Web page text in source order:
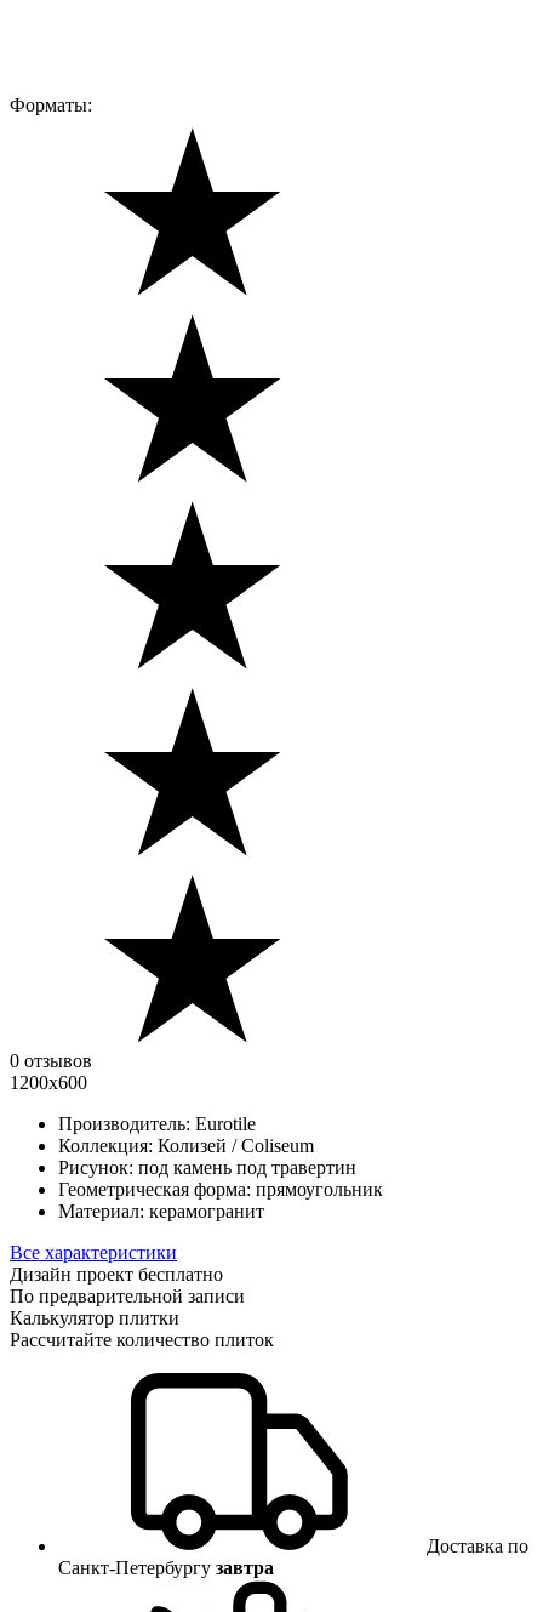
Форматы:
0 отзывов
1200х600
Производитель: Eurotile
Коллекция: Колизей / Coliseum
Рисунок: под камень под травертин
Геометрическая форма: прямоугольник
Материал: керамогранит
Все характеристики
Дизайн проект бесплатно
По предварительной записи
Калькулятор плитки
Рассчитайте количество плиток
Доставка по
Санкт-Петербургу завтра